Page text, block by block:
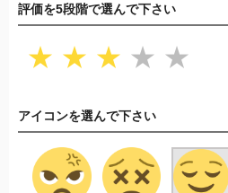
評価を5段階で選んで下さい
★ ★ ★ ★ ★
アイコンを選んで下さい